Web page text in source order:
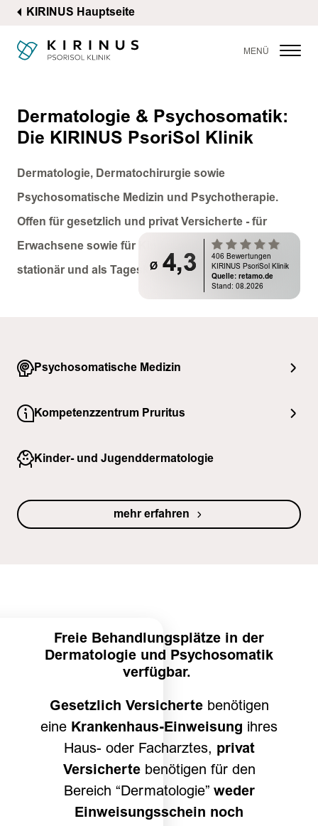
KIRINUS Hauptseite
MENÜ
ø 4,3
406 Bewertungen
KIRINUS PsoriSol Klinik
Quelle: retamo.de
Stand: 08.2026
Dermatologie & Psychosomatik:
Die KIRINUS PsoriSol Klinik
Dermatologie, Dermatochirurgie sowie
Psychosomatische Medizin und Psychotherapie.
Offen für gesetzlich und privat Versicherte - für
Erwachsene sowie für Kinder und Jugendliche -
stationär und als Tagesklinik.
ø 4,3
406 Bewertungen
KIRINUS PsoriSol Klinik
Quelle: retamo.de
Stand: 08.2026
Psychosomatische Medizin
Kompetenzzentrum Pruritus
Kinder- und Jugenddermatologie
mehr erfahren
Freie Behandlungsplätze in der
Dermatologie und Psychosomatik
verfügbar.
Gesetzlich Versichertebenötigen
eine Krankenhaus-Einweisung ihres
Haus- oder Facharztes, privat
Versicherte benötigen für den
Bereich “Dermatologie” weder
Einweisungsschein noch